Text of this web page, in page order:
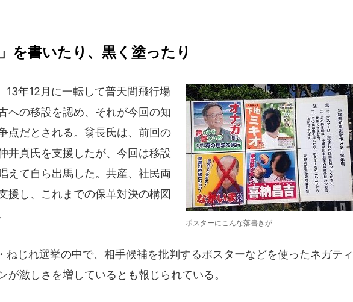
を書いたり、黒く塗ったり
ポスターにこんな落書きが
13年12月に一転して普天間飛行場
への移設を認め、それが今回の知
点だとされる。翁長氏は、前回の
井真氏を支援したが、今回は移設
えて自ら出馬した。共産、社民両
援し、これまでの保革対決の構図
ねじれ選挙の中で、相手候補を批判するポスターなどを使ったネガティ
が激しさを増しているとも報じられている。